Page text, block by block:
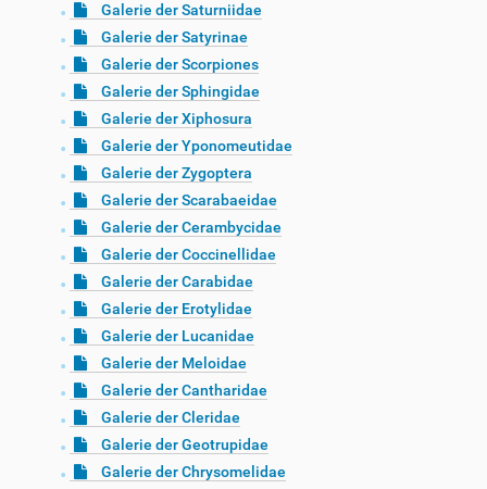
Galerie der Saturniidae
Galerie der Satyrinae
Galerie der Scorpiones
Galerie der Sphingidae
Galerie der Xiphosura
Galerie der Yponomeutidae
Galerie der Zygoptera
Galerie der Scarabaeidae
Galerie der Cerambycidae
Galerie der Coccinellidae
Galerie der Carabidae
Galerie der Erotylidae
Galerie der Lucanidae
Galerie der Meloidae
Galerie der Cantharidae
Galerie der Cleridae
Galerie der Geotrupidae
Galerie der Chrysomelidae